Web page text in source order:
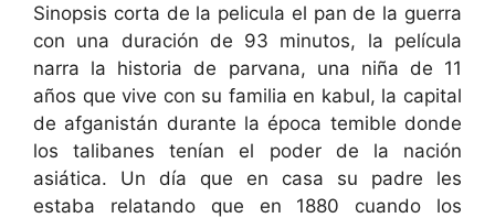
Sinopsis corta de la pelicula el pan de la guerra
con una duración de 93 minutos, la película
narra la historia de parvana, una niña de 11
años que vive con su familia en kabul, la capital
de afganistán durante la época temible donde
los talibanes tenían el poder de la nación
asiática. Un día que en casa su padre les
estaba relatando que en 1880 cuando los